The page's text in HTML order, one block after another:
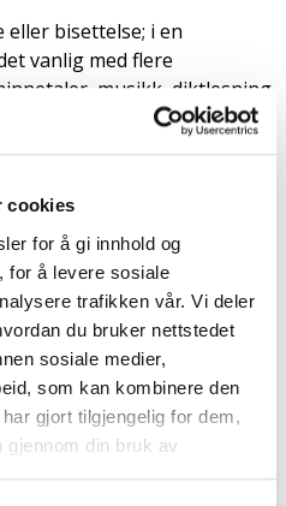
cookies
for å gi innhold og
for å levere sosiale
trafikken vår. Vi deler
du bruker nettstedet
sosiale medier,
som kan kombinere den
gjort tilgjengelig for dem,
gjennom din bruk av
eller bisettelse; i en
vanlig med flere
musikk, diktlesning
alternativene. Her er det
Kanskje er det fint om
venn gjør det? Våre
med tips og råd, og
til å lede seremonien,
om dere ikke har en